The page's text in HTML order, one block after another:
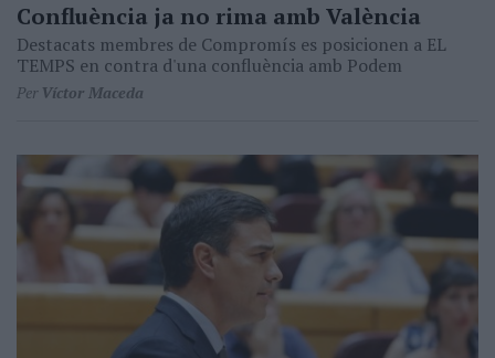
Confluència ja no rima amb València
Destacats membres de Compromís es posicionen a EL
TEMPS en contra d'una confluència amb Podem
Per Víctor Maceda